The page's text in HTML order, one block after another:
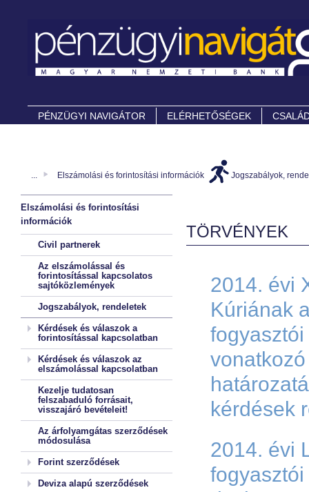
PÉNZÜGYI NAVIGÁTOR ELÉRHETŐSÉGEK
... Elszámolási és forintosítási információk Jogszabályok,
Elszámolási és forintosítási
információk
Civil partnerek
Az elszámolással és
forintosítással kapcsolatos
sajtóközlemények
Jogszabályok, rendeletek
Kérdések és válaszok a
forintosítással kapcsolatban
Kérdések és válaszok az
elszámolással kapcsolatban
Kezelje tudatosan
felszabaduló forrásait,
visszajáró bevételeit!
Az árfolyamgátas szerződések
módosulása
Forint szerződések
Deviza alapú szerződések
TÖRVÉNYEK
2014. évi
Kúriának
kérdések
2014. évi